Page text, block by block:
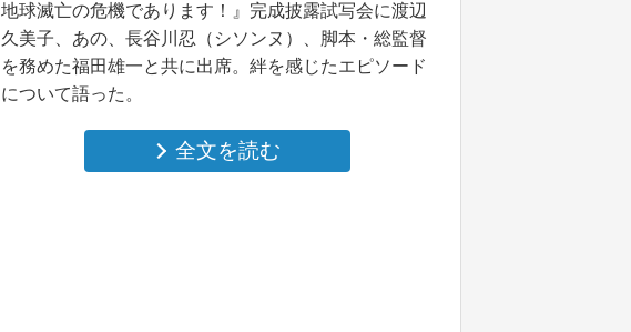
地球滅亡の危機であります！』完成披露試写会に渡辺
久美子、あの、長谷川忍（シソンヌ）、脚本・総監督
を務めた福田雄一と共に出席。絆を感じたエピソード
について語った。
全文を読む